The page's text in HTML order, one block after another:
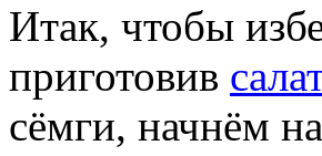
Итак, чтобы
приготовив салат
сёмги, начнём